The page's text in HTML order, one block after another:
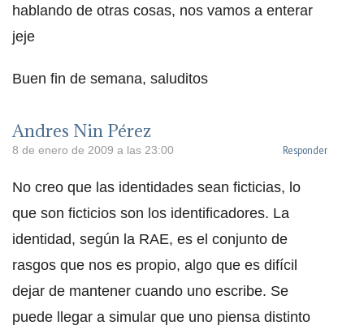
hablando de otras cosas, nos vamos a enterar
jeje
Buen fin de semana, saluditos
Andres Nin Pérez
8 de enero de 2009 a las 23:00 Responder
No creo que las identidades sean ficticias, lo
que son ficticios son los identificadores. La
identidad, según la RAE, es el conjunto de
rasgos que nos es propio, algo que es difícil
dejar de mantener cuando uno escribe. Se
puede llegar a simular que uno piensa distinto